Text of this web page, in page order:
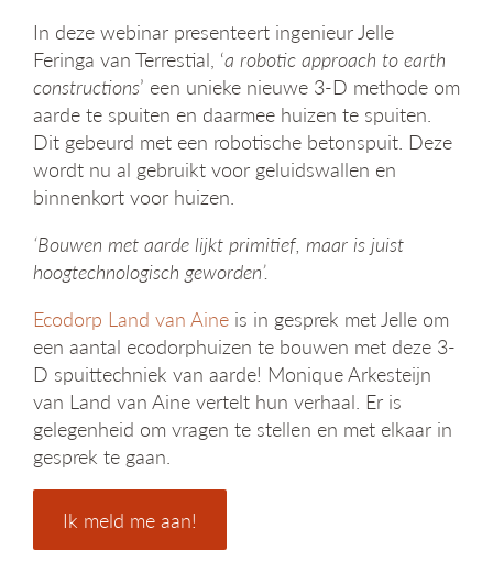
In deze webinar presenteert ingenieur Jelle
Feringa van Terrestial, ‘a robotic approach to earth
constructions’ een unieke nieuwe 3-D methode om
aarde te spuiten en daarmee huizen te spuiten.
Dit gebeurd met een robotische betonspuit. Deze
wordt nu al gebruikt voor geluidswallen en
binnenkort voor huizen.
‘Bouwen met aarde lijkt primitief, maar is juist
hoogtechnologisch geworden’.
Ecodorp Land van Aine is in gesprek met Jelle om
een aantal ecodorphuizen te bouwen met deze 3-
D spuittechniek van aarde! Monique Arkesteijn
van Land van Aine vertelt hun verhaal. Er is
gelegenheid om vragen te stellen en met elkaar in
gesprek te gaan.
Ik meld me aan!